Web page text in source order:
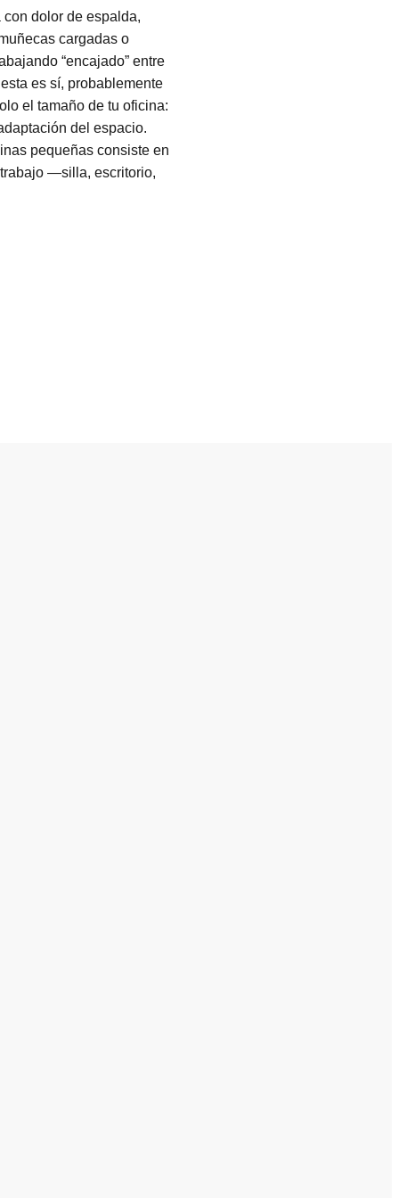
dolor de espalda,
cargadas o
“encajado” entre
es sí, probablemente
el tamaño de tu oficina:
del espacio.
pequeñas consiste en
—silla, escritorio,